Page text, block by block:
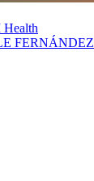
FERNÁNDEZ